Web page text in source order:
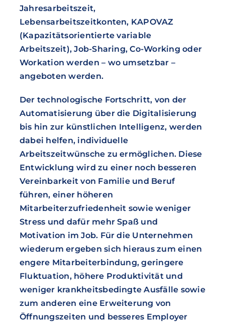
Jahresarbeitszeit,
Lebensarbeitszeitkonten, KAPOVAZ
(Kapazitätsorientierte variable
Arbeitszeit), Job-Sharing, Co-Working oder
Workation werden – wo umsetzbar –
angeboten werden.
Der technologische Fortschritt, von der
Automatisierung über die Digitalisierung
bis hin zur künstlichen Intelligenz, werden
dabei helfen, individuelle
Arbeitszeitwünsche zu ermöglichen. Diese
Entwicklung wird zu einer noch besseren
Vereinbarkeit von Familie und Beruf
führen, einer höheren
Mitarbeiterzufriedenheit sowie weniger
Stress und dafür mehr Spaß und
Motivation im Job. Für die Unternehmen
wiederum ergeben sich hieraus zum einen
engere Mitarbeiterbindung, geringere
Fluktuation, höhere Produktivität und
weniger krankheitsbedingte Ausfälle sowie
zum anderen eine Erweiterung von
Öffnungszeiten und besseres Employer